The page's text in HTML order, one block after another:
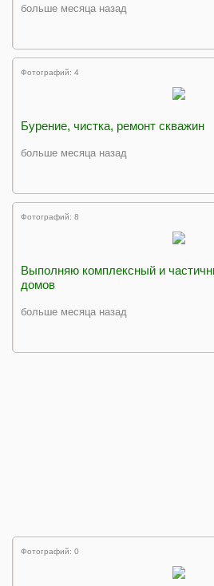
больше месяца назад
Фотографий: 4
Бурение, чистка, ремонт скважин
больше месяца назад
Фотографий: 8
Выполняю комплексный и
домов
больше месяца назад
Фотографий: 0